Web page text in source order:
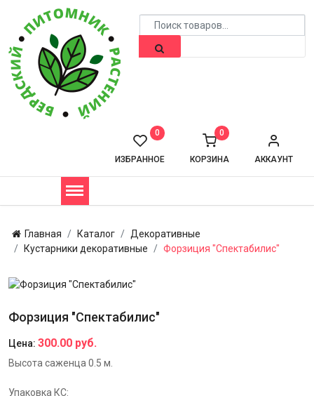
АККАУНТ
КОРЗИНА
0
ИЗБРАННОЕ
0
Главная Каталог
Декоративные
Кустарники декоративные
Форзиция "Спектабилис"
Форзиция "Спектабилис"
Цена: 300.00 руб.
Высота саженца 0.5 м.
Упаковка КС: